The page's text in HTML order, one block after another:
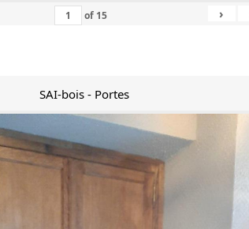
of 15 ›
SAI-bois - Portes